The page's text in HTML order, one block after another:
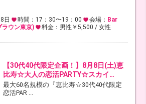
日 時間：17：30〜19：00 会場： Bar
ウン東京)
料金：男性￥5,500 / 女性
【30代40代限定企画！】8月8日(土)恵
比寿☆大人の恋活PARTY☆スカイ…
最大60名規模の『恵比寿☆30代40代限定
恋活PAR ...